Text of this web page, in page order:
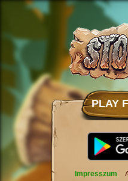
PLAY
Impresszum